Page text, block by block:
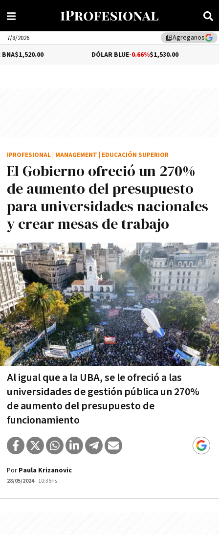
library_addAgreganos
7/8/2026
-0.66%$1,530.00
El Gobierno ofreció un 270%
de aumento del presupuesto
para universidades nacionales
y crear mesas de trabajo
Al igual que a la UBA, se le ofreció a las
universidades de gestión pública un 270%
de aumento del presupuesto de
funcionamiento
IPROFESIONAL MANAGEMENT EDUCACIÓN SUPERIOR
Por Paula Krizanovic
28/05/2024- 10:36hs